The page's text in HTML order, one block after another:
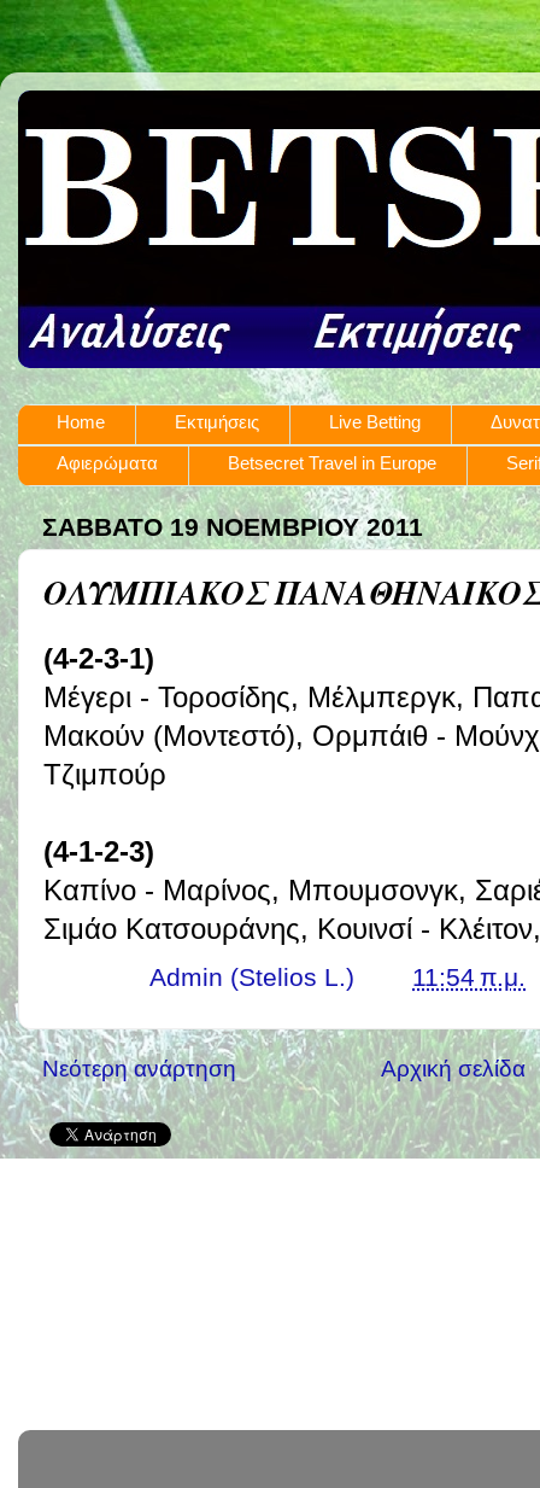
Home Εκτιμήσεις Live Betting
Αφιερώματα
Betsecret Travel in Europe
ΣΆΒΒΑΤΟ 19 ΝΟΕΜΒΡΊΟΥ 2011
ΟΛΥΜΠΙΑΚΟΣ
(4-2-3-1)
Μέγερι - Τοροσίδης, Μέλμπεργκ,
Μακούν (Μοντεστό), Ορμπάιθ -
Τζιμπούρ
(4-1-2-3)
Καπίνο - Μαρίνος, Μπουμσονγκ,
Σιμάο Κατσουράνης, Κουινσί -
Admin (Stelios L.) 11:54 π.μ.
Νεότερη ανάρτηση Αρχική σελίδα